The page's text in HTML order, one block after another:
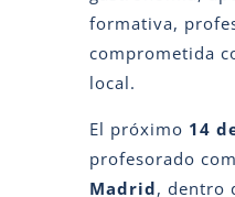
formativa,
comprometida
local.
El próximo 14
profesorado
Madrid, dentro